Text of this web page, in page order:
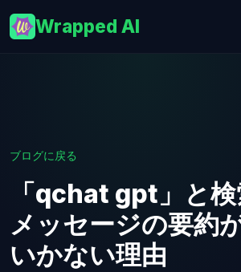
Wrapped AI
ブログに戻る
「qchat gpt」と
メッセージの要約
いかない理由